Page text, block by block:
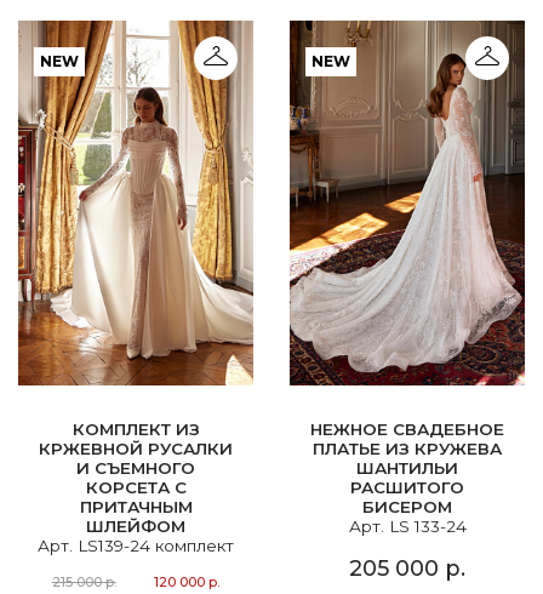
NEW
КОМПЛЕКТ ИЗ
КРЖЕВНОЙ РУСАЛКИ
И СЪЕМНОГО
КОРСЕТА С
ПРИТАЧНЫМ
ШЛЕЙФОМ
Арт. LS139-24 комплект
215 000 р. 120 000 р.
NEW
НЕЖНОЕ СВАДЕБНОЕ
ПЛАТЬЕ ИЗ КРУЖЕВА
ШАНТИЛЬИ
РАСШИТОГО
БИСЕРОМ
Арт. LS 133-24
205 000 р.